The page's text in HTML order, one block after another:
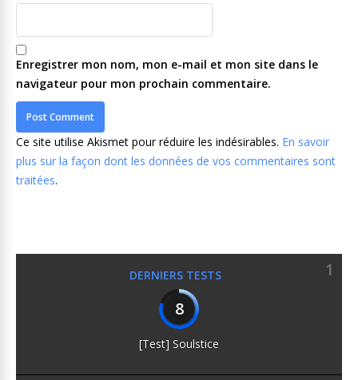
Enregistrer mon nom, mon e-mail et mon site dans le
navigateur pour mon prochain commentaire.
Ce site utilise Akismet pour réduire les indésirables. En savoir
plus sur la façon dont les données de vos commentaires sont
traitées.
DERNIERS TESTS
1
8
[Test] Soulstice